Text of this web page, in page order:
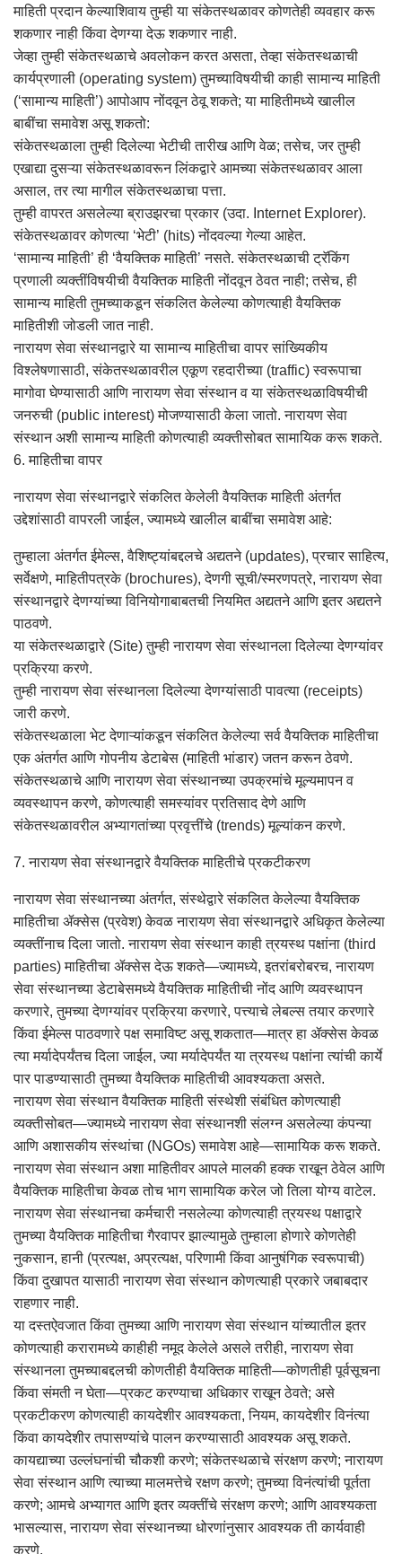
माहिती प्रदान केल्याशिवाय तुम्ही या संकेतस्थळावर कोणतेही व्यवहार करू
शकणार नाही किंवा देणग्या देऊ शकणार नाही.
जेव्हा तुम्ही संकेतस्थळाचे अवलोकन करत असता, तेव्हा संकेतस्थळाची
कार्यप्रणाली (operating system) तुमच्याविषयीची काही सामान्य माहिती
(‘सामान्य माहिती’) आपोआप नोंदवून ठेवू शकते; या माहितीमध्ये खालील
बाबींचा समावेश असू शकतो:
संकेतस्थळाला तुम्ही दिलेल्या भेटीची तारीख आणि वेळ; तसेच, जर तुम्ही
एखाद्या दुसऱ्या संकेतस्थळावरून लिंकद्वारे आमच्या संकेतस्थळावर आला
असाल, तर त्या मागील संकेतस्थळाचा पत्ता.
तुम्ही वापरत असलेल्या ब्राउझरचा प्रकार (उदा. Internet Explorer).
संकेतस्थळावर कोणत्या ‘भेटी’ (hits) नोंदवल्या गेल्या आहेत.
‘सामान्य माहिती’ ही ‘वैयक्तिक माहिती’ नसते. संकेतस्थळाची ट्रॅकिंग
प्रणाली व्यक्तींविषयीची वैयक्तिक माहिती नोंदवून ठेवत नाही; तसेच, ही
सामान्य माहिती तुमच्याकडून संकलित केलेल्या कोणत्याही वैयक्तिक
माहितीशी जोडली जात नाही.
नारायण सेवा संस्थानद्वारे या सामान्य माहितीचा वापर सांख्यिकीय
विश्लेषणासाठी, संकेतस्थळावरील एकूण रहदारीच्या (traffic) स्वरूपाचा
मागोवा घेण्यासाठी आणि नारायण सेवा संस्थान व या संकेतस्थळाविषयीची
जनरुची (public interest) मोजण्यासाठी केला जातो. नारायण सेवा
संस्थान अशी सामान्य माहिती कोणत्याही व्यक्तीसोबत सामायिक करू शकते.
6. माहितीचा वापर
नारायण सेवा संस्थानद्वारे संकलित केलेली वैयक्तिक माहिती अंतर्गत
उद्देशांसाठी वापरली जाईल, ज्यामध्ये खालील बाबींचा समावेश आहे:
तुम्हाला अंतर्गत ईमेल्स, वैशिष्ट्यांबद्दलचे अद्यतने (updates), प्रचार साहित्य,
सर्वेक्षणे, माहितीपत्रके (brochures), देणगी सूची/स्मरणपत्रे, नारायण सेवा
संस्थानद्वारे देणग्यांच्या विनियोगाबाबतची नियमित अद्यतने आणि इतर अद्यतने
पाठवणे.
या संकेतस्थळाद्वारे (Site) तुम्ही नारायण सेवा संस्थानला दिलेल्या देणग्यांवर
प्रक्रिया करणे.
तुम्ही नारायण सेवा संस्थानला दिलेल्या देणग्यांसाठी पावत्या (receipts)
जारी करणे.
संकेतस्थळाला भेट देणाऱ्यांकडून संकलित केलेल्या सर्व वैयक्तिक माहितीचा
एक अंतर्गत आणि गोपनीय डेटाबेस (माहिती भांडार) जतन करून ठेवणे.
संकेतस्थळाचे आणि नारायण सेवा संस्थानच्या उपक्रमांचे मूल्यमापन व
व्यवस्थापन करणे, कोणत्याही समस्यांवर प्रतिसाद देणे आणि
संकेतस्थळावरील अभ्यागतांच्या प्रवृत्तींचे (trends) मूल्यांकन करणे.
7. नारायण सेवा संस्थानद्वारे वैयक्तिक माहितीचे प्रकटीकरण
नारायण सेवा संस्थानच्या अंतर्गत, संस्थेद्वारे संकलित केलेल्या वैयक्तिक
माहितीचा ॲक्सेस (प्रवेश) केवळ नारायण सेवा संस्थानद्वारे अधिकृत केलेल्या
व्यक्तींनाच दिला जातो. नारायण सेवा संस्थान काही त्रयस्थ पक्षांना (third
parties) माहितीचा ॲक्सेस देऊ शकते—ज्यामध्ये, इतरांबरोबरच, नारायण
सेवा संस्थानच्या डेटाबेसमध्ये वैयक्तिक माहितीची नोंद आणि व्यवस्थापन
करणारे, तुमच्या देणग्यांवर प्रक्रिया करणारे, पत्त्याचे लेबल्स तयार करणारे
किंवा ईमेल्स पाठवणारे पक्ष समाविष्ट असू शकतात—मात्र हा ॲक्सेस केवळ
त्या मर्यादेपर्यंतच दिला जाईल, ज्या मर्यादेपर्यंत या त्रयस्थ पक्षांना त्यांची कार्ये
पार पाडण्यासाठी तुमच्या वैयक्तिक माहितीची आवश्यकता असते.
नारायण सेवा संस्थान वैयक्तिक माहिती संस्थेशी संबंधित कोणत्याही
व्यक्तीसोबत—ज्यामध्ये नारायण सेवा संस्थानशी संलग्न असलेल्या कंपन्या
आणि अशासकीय संस्थांचा (NGOs) समावेश आहे—सामायिक करू शकते.
नारायण सेवा संस्थान अशा माहितीवर आपले मालकी हक्क राखून ठेवेल आणि
वैयक्तिक माहितीचा केवळ तोच भाग सामायिक करेल जो तिला योग्य वाटेल.
नारायण सेवा संस्थानचा कर्मचारी नसलेल्या कोणत्याही त्रयस्थ पक्षाद्वारे
तुमच्या वैयक्तिक माहितीचा गैरवापर झाल्यामुळे तुम्हाला होणारे कोणतेही
नुकसान, हानी (प्रत्यक्ष, अप्रत्यक्ष, परिणामी किंवा आनुषंगिक स्वरूपाची)
किंवा दुखापत यासाठी नारायण सेवा संस्थान कोणत्याही प्रकारे जबाबदार
राहणार नाही.
या दस्तऐवजात किंवा तुमच्या आणि नारायण सेवा संस्थान यांच्यातील इतर
कोणत्याही करारामध्ये काहीही नमूद केलेले असले तरीही, नारायण सेवा
संस्थानला तुमच्याबद्दलची कोणतीही वैयक्तिक माहिती—कोणतीही पूर्वसूचना
किंवा संमती न घेता—प्रकट करण्याचा अधिकार राखून ठेवते; असे
प्रकटीकरण कोणत्याही कायदेशीर आवश्यकता, नियम, कायदेशीर विनंत्या
किंवा कायदेशीर तपासण्यांचे पालन करण्यासाठी आवश्यक असू शकते.
कायद्याच्या उल्लंघनांची चौकशी करणे; संकेतस्थळाचे संरक्षण करणे; नारायण
सेवा संस्थान आणि त्याच्या मालमत्तेचे रक्षण करणे; तुमच्या विनंत्यांची पूर्तता
करणे; आमचे अभ्यागत आणि इतर व्यक्तींचे संरक्षण करणे; आणि आवश्यकता
भासल्यास, नारायण सेवा संस्थानच्या धोरणांनुसार आवश्यक ती कार्यवाही
करणे.